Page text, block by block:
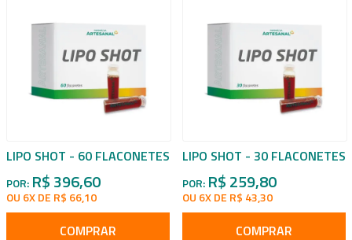
LIPO SHOT - 60 FLACONETES
POR: R$ 396,60
OU 6X DE R$ 66,10
COMPRAR
LIPO SHOT - 30 FLACONETES
POR: R$ 259,80
OU 6X DE R$ 43,30
COMPRAR